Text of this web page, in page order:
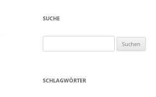
SUCHE
nach:
SCHLAGWÖRTER